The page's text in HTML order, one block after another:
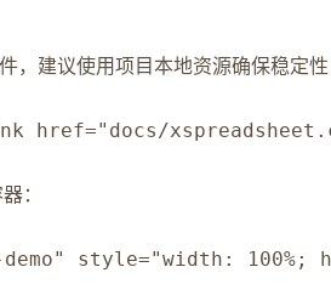
建议使用项目本地资源确保稳定性
href="docs/
：
style="width: 100%;